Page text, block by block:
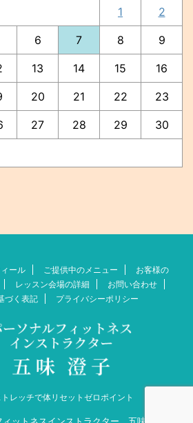
1 2
6 7 8 9
13 14 15 16
20 21 22 23
27 28 29 30
ール ご提供中のメニュー
お客様の
レッスン会場の詳細
お問い合わせ
づく表記
プライバシーポリシー
レッチで体リセットゼロポイント